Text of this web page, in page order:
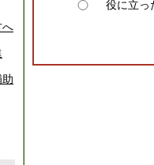
へ
役に立っ